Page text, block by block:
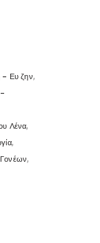
- Ευ ζην,
-
Λένα,
,
Γονέων,